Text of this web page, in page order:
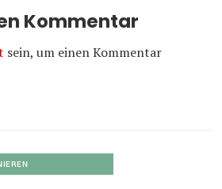
Kommentar
sein, um einen Kommentar